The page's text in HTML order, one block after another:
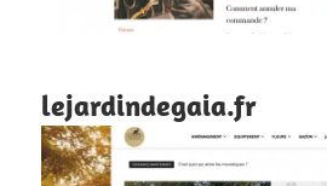
lejardindegaia.fr